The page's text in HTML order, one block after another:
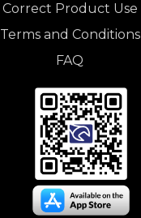
Correct Product Use
Terms and Conditions
FAQ